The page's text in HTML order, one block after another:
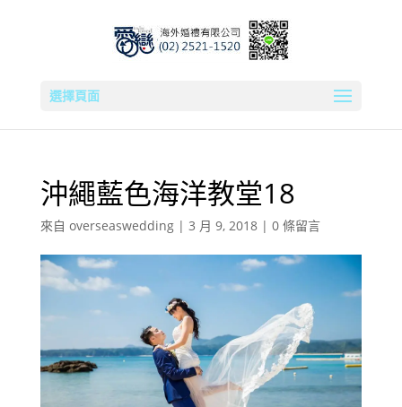
選擇頁面
沖繩藍色海洋教堂18
來自 overseaswedding| 3 月 9, 2018| 0 條留言